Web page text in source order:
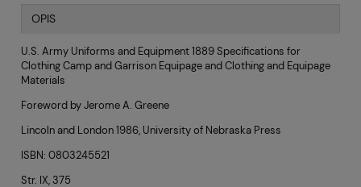
OPIS
U.S. Army Uniforms and Equipment 1889 Specifications for
Clothing Camp and Garrison Equipage and Clothing and Equipage
Materials
Foreword by Jerome A. Greene
Lincoln and London 1986, University of Nebraska Press
ISBN: 0803245521
Str. IX, 375